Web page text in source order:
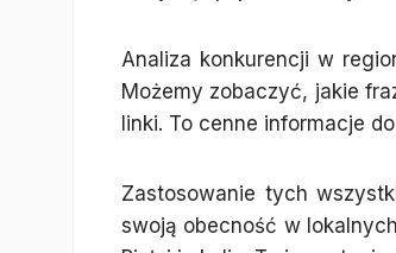
Analiza konkurencji w
Możemy zobaczyć, jakie
linki. To cenne informacje
Zastosowanie tych
swoją obecność w